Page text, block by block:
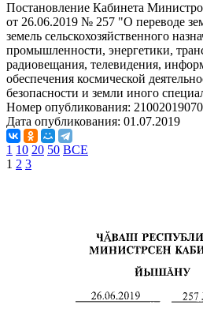
Постановление Кабинета
от 26.06.2019 № 257 "О переводе
земель сельскохозяйственного
промышленности, энергетики,
радиовещания, телевидения,
обеспечения космической
безопасности и земли иного
Номер опубликования:
Дата опубликования: 01.07.2019
1 10 20 50 ВСЕ
1 2 3